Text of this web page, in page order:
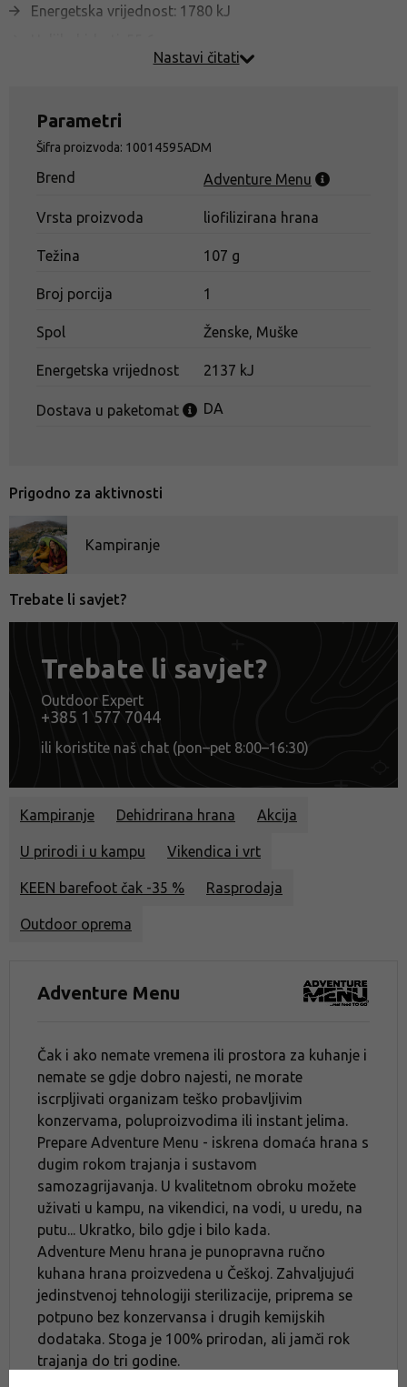
Energetska vrijednost: 1780 kJ
Bjelančevine: 31,6 g
Nastavi čitati
Parametri
Šifra proizvoda: 10014595ADM
Brend Adventure Menu
Vrsta proizvoda liofilizirana hrana
Težina 107 g
Broj porcija 1
Spol Ženske, Muške
Energetska vrijednost 2137 kJ
Dostava u paketomat DA
Prigodno za aktivnosti
Kampiranje
Trebate li savjet?
Trebate li savjet?
Outdoor Expert
+385 1 577 7044
ili koristite naš chat (pon–pet 8:00–16:30)
Kampiranje Dehidrirana hrana Akcija
U prirodi i u kampu Vikendica i vrt
KEEN barefoot čak -35 % Rasprodaja
Outdoor oprema
Adventure Menu
Čak i ako nemate vremena ili prostora za kuhanje i
nemate se gdje dobro najesti, ne morate
iscrpljivati ​​organizam teško probavljivim
konzervama, poluproizvodima ili instant jelima.
Prepare Adventure Menu - iskrena domaća hrana s
dugim rokom trajanja i sustavom
samozagrijavanja. U kvalitetnom obroku možete
uživati ​​u kampu, na vikendici, na vodi, u uredu, na
putu... Ukratko, bilo gdje i bilo kada.
Adventure Menu hrana je punopravna ručno
kuhana hrana proizvedena u Češkoj. Zahvaljujući
jedinstvenoj tehnologiji sterilizacije, priprema se
potpuno bez konzervansa i drugih kemijskih
dodataka. Stoga je 100% prirodan, ali jamči rok
trajanja do tri godine.